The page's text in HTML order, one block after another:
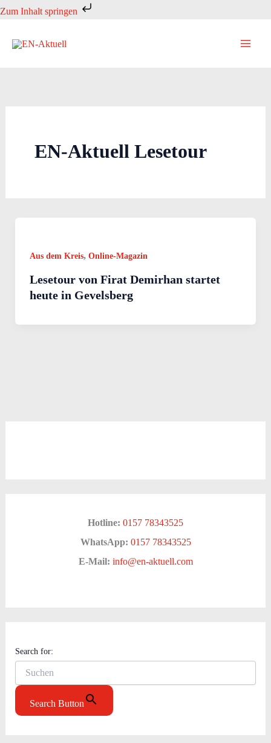
Zum Inhalt springen
Zum
springen
EN-Aktuell Lesetour
Aus dem Kreis, Online-Magazin
Lesetour von Firat Demirhan startet
heute in Gevelsberg
Hotline: 0157 78343525
WhatsApp: 0157 78343525
E-Mail: info@en-aktuell.com
Search for:
Search Button